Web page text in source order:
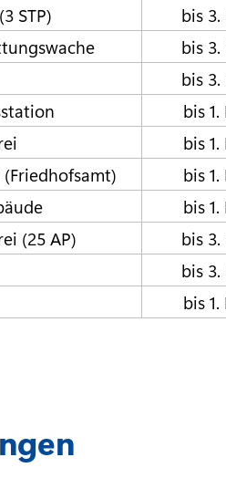
STP) bis 3.
bis 3.
bis 3.
bis
bis
bis
bis
(25 AP) bis 3.
bis 3.
bis